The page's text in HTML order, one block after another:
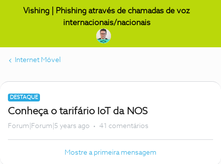
Vishing | Phishing através de chamadas de voz
internacionais/nacionais
Internet Móvel
DESTAQUE
Conheça o tarifário IoT da NOS
Forum|Forum|5 years ago 41 comentários
Mostre a primeira mensagem